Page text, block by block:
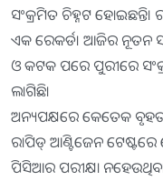
ସଂକ୍ରମିତ ଚିହ୍ନଟ ହୋଇଛନ୍ତି।
ଏକ ରେକର୍ଡ। ଆଜିର ନୂତନ
ଓ କଟକ ପରେ ପୁରୀରେ
ଲାଗିଛି।
ଅନ୍ୟପକ୍ଷରେ କେତେକ
ରାପିଡ୍‌ ଆଣ୍ଟିଜେନ​‌‌ ଟେଷ୍ଟରେ
ପିସିଆର ପରୀକ୍ଷା ନହେଉଥିବା